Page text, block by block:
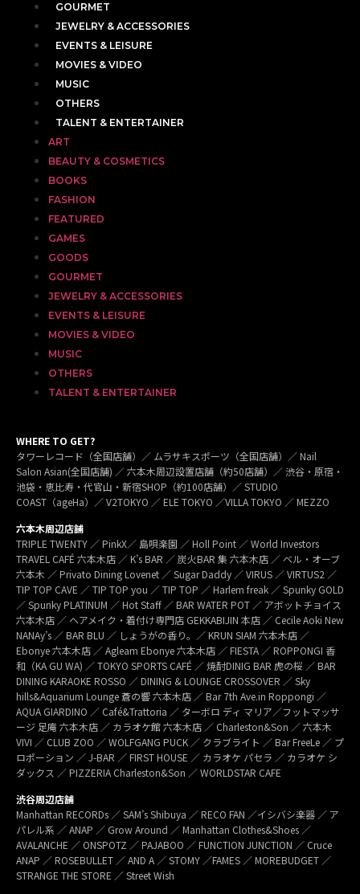
GOURMET
JEWELRY & ACCESSORIES
EVENTS & LEISURE
MOVIES & VIDEO
MUSIC
OTHERS
TALENT & ENTERTAINER
ART
BEAUTY & COSMETICS
BOOKS
FASHION
FEATURED
GAMES
GOODS
GOURMET
JEWELRY & ACCESSORIES
EVENTS & LEISURE
MOVIES & VIDEO
MUSIC
OTHERS
TALENT & ENTERTAINER
WHERE TO GET?
タワーレコード（全国店舗）／ ムラサキスポーツ（全国店舗）／ Nail
Salon Asian(全国店舗) ／ 六本木周辺設置店舗（約50店舗）／ 渋谷・原宿・
池袋・恵比寿・代官山・新宿SHOP（約100店舗）／ STUDIO
COAST（ageHa）／ V2TOKYO ／ ELE TOKYO ／VILLA TOKYO ／ MEZZO
六本木周辺店舗
TRIPLE TWENTY ／ PinkX／ 島唄楽園 ／ Holl Point ／ World Investors
TRAVEL CAFÉ 六本木店 ／ K’s BAR ／ 炭火BAR 集 六本木店 ／ ベル・オーブ
六本木 ／ Privato Dining Lovenet ／ Sugar Daddy ／ VIRUS ／ VIRTUS2 ／
TIP TOP CAVE ／ TIP TOP you ／ TIP TOP ／ Harlem freak ／ Spunky GOLD
／ Spunky PLATINUM ／ Hot Staff ／ BAR WATER POT ／ アボットチョイス
六本木店 ／ ヘアメイク・着付け専門店 GEKKABIJIN 本店 ／ Cecile Aoki New
NANAy’s ／ BAR BLU ／ しょうがの香り。／ KRUN SIAM 六本木店 ／
Ebonye 六本木店 ／ Agleam Ebonye 六本木店 ／ FIESTA ／ ROPPONGI 香
和（KA GU WA) ／ TOKYO SPORTS CAFÉ ／ 焼酎DINIG BAR 虎の桜 ／ BAR
DINING KARAOKE ROSSO ／ DINING & LOUNGE CROSSOVER ／ Sky
hills&Aquarium Lounge 蒼の響 六本木店 ／ Bar 7th Ave.in Roppongi ／
AQUA GIARDINO ／ Café&Trattoria ／ ターボロ ディ マリア／フットマッサ
ージ 足庵 六本木店 ／ カラオケ館 六本木店 ／ Charleston&Son ／ 六本木
VIVI ／ CLUB ZOO ／ WOLFGANG PUCK ／ クラブライト ／ Bar FreeLe ／ プ
ロポーション ／ J-BAR ／ FIRST HOUSE ／ カラオケ パセラ ／ カラオケ シ
ダックス ／ PIZZERIA Charleston&Son ／ WORLDSTAR CAFE
渋谷周辺店舗
Manhattan RECORDs ／ SAM’s Shibuya ／ RECO FAN ／イシバシ楽器 ／ ア
パレル系 ／ ANAP ／ Grow Around ／ Manhattan Clothes&Shoes ／
AVALANCHE ／ ONSPOTZ ／ PAJABOO ／ FUNCTION JUNCTION ／ Cruce
ANAP ／ ROSEBULLET ／ AND A ／ STOMY ／FAMES ／ MOREBUDGET ／
STRANGE THE STORE ／ Street Wish